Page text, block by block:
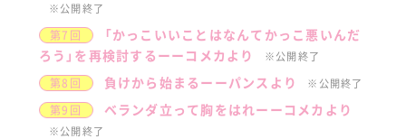
※公開終了
第7回
「かっこいいことはなんてかっこ悪いんだ
ろう」を再検討するーーコメカより
※公開終了
第8回 負けから始まるーーパンスより ※公開終了
第9回 ベランダ立って胸をはれーーコメカより
※公開終了